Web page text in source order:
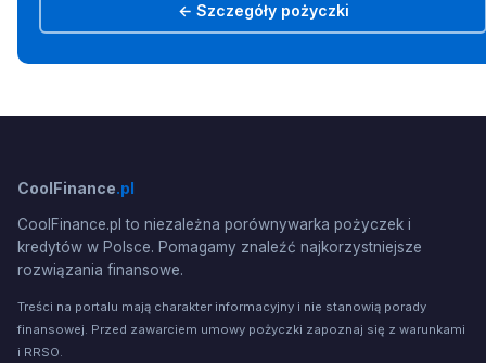
← Szczegóły pożyczki
CoolFinance.pl
CoolFinance.pl to niezależna porównywarka pożyczek i
kredytów w Polsce. Pomagamy znaleźć najkorzystniejsze
rozwiązania finansowe.
Treści na portalu mają charakter informacyjny i nie stanowią porady
finansowej. Przed zawarciem umowy pożyczki zapoznaj się z warunkami
i RRSO.